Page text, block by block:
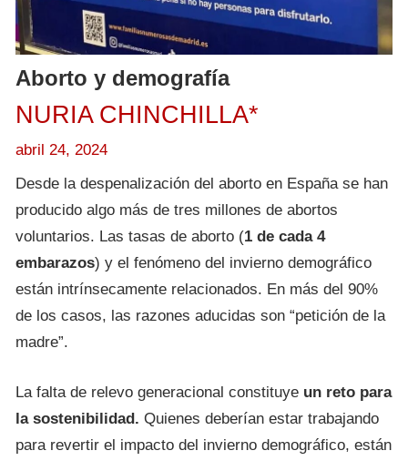
Aborto y demografía
NURIA CHINCHILLA*
abril 24, 2024
Desde la despenalización del aborto en España se han
producido algo más de tres millones de abortos
voluntarios. Las tasas de aborto (1 de cada 4
embarazos) y el fenómeno del invierno demográfico
están intrínsecamente relacionados. En más del 90%
de los casos, las razones aducidas son “petición de la
madre”.
La falta de relevo generacional constituye un reto para
la sostenibilidad. Quienes deberían estar trabajando
para revertir el impacto del invierno demográfico, están